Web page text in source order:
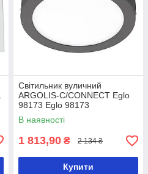
Світильник вуличний
ARGOLIS-C/CONNECT Eglo
98173 Eglo 98173
В наявності
1 813,90 ₴ 2 134 ₴
Купити